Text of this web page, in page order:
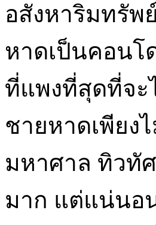
อสังหาริมทรัพ
หาดเป็นคอน
ที่แพงที่สุดที่จะ
ชายหาดเพียง
มหาศาล ทิวทั
มาก แต่แน่นอ